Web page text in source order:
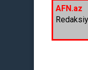
AFN.az